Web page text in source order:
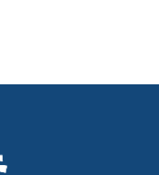
الخمر آخرا، وقد كان عمر
هل أنزل فيها شيء؟
إذهاب الإنسان نفسه